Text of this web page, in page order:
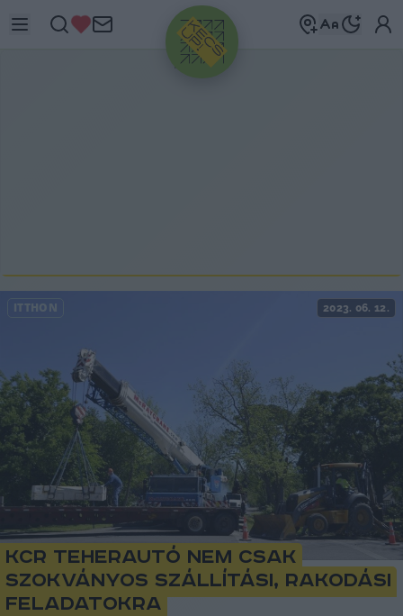
HIRDETÉS
ITTHON 2023. 06. 12.
KCR teherautó nem csak
szokványos szállítási, rakodási
feladatokra